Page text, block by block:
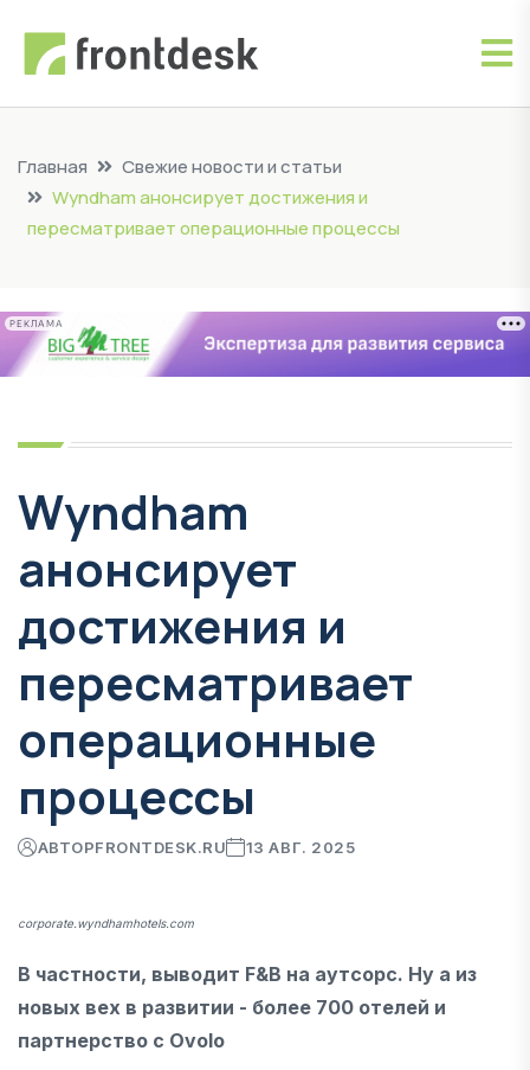
Главная
Свежие новости и статьи
Wyndham анонсирует достижения и
пересматривает операционные процессы
РЕКЛАМА
Wyndham
анонсирует
достижения и
пересматривает
операционные
процессы
АВТОРFRONTDESK.RU 13 АВГ. 2025
corporate.wyndhamhotels.com
В частности, выводит F&B на аутсорс. Ну а из
новых вех в развитии - более 700 отелей и
партнерство с Ovolo